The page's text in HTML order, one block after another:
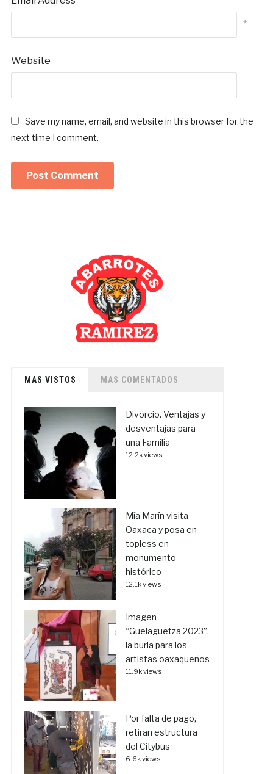
*
Website
Save my name, email, and website in this browser for the
next time I comment.
MAS VISTOS MAS COMENTADOS
Divorcio. Ventajas y
desventajas para
una Familia
12.2k views
Mía Marín visita
Oaxaca y posa en
topless en
monumento
histórico
12.1k views
Imagen
“Guelaguetza 2023”,
la burla para los
artistas oaxaqueños
11.9k views
Por falta de pago,
retiran estructura
del Citybus
6.6k views